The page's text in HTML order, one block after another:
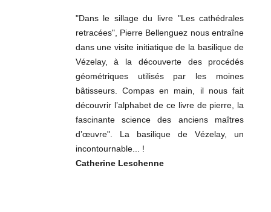
"Dans le sillage du livre "Les cathédrales
retracées", Pierre Bellenguez nous entraîne
dans une visite initiatique de la basilique de
Vézelay, à la découverte des procédés
géométriques utilisés par les moines
bâtisseurs. Compas en main, il nous fait
découvrir l’alphabet de ce livre de pierre, la
fascinante science des anciens maîtres
d’œuvre". La basilique de Vézelay, un
incontournable... !
Catherine Leschenne